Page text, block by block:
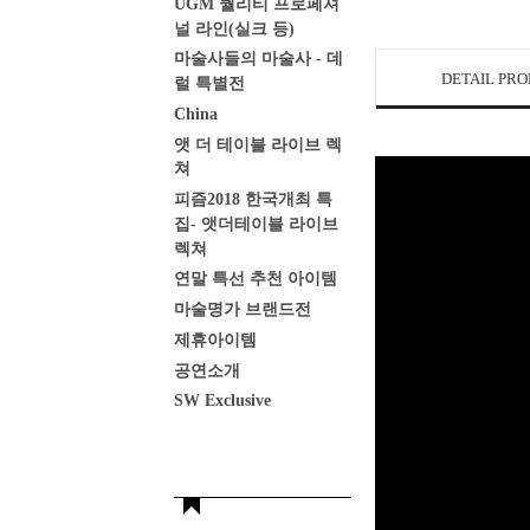
UGM 퀄리티 프로페셔
널 라인(실크 등)
마술사들의 마술사 - 데
럴 특별전
China
앳 더 테이블 라이브 렉
쳐
피즘2018 한국개최 특
집- 앳더테이블 라이브
렉쳐
연말 특선 추천 아이템
마술명가 브랜드전
제휴아이템
공연소개
SW Exclusive
DETAIL